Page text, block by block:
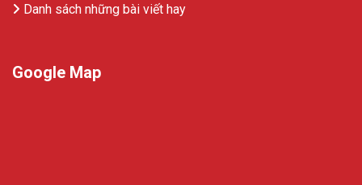
Danh sách những bài viết hay
Google Map